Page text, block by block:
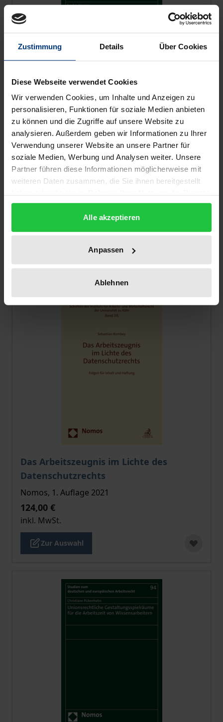
Zustimmung Details Über Cookies
Diese Webseite verwendet Cookies
Wir verwenden Cookies, um Inhalte und Anzeigen zu
personalisieren, Funktionen für soziale Medien anbieten
zu können und die Zugriffe auf unsere Website zu
analysieren. Außerdem geben wir Informationen zu Ihrer
Verwendung unserer Website an unsere Partner für
soziale Medien, Werbung und Analysen weiter. Unsere
Partner führen diese Informationen möglicherweise mit
weiteren Daten zusammen, die Sie ihnen bereitgestellt
gesammelt haben.
Alle akzeptieren
Anpassen
Ablehnen
Die Festhaltenserklärung des
Leiharbeitnehmers bei der illegalen und
der verdeckten
Der Preis dieses Titels richtet sich nach der
inkl. MwSt.
Das Arbeitszeugnis im Lichte des
Datenschutzrechts
Der Preis dieses Titels richtet sich nach der
Nomos, 1. Auflage 2021
124,00 €
inkl. MwSt.
Zur Auswahl